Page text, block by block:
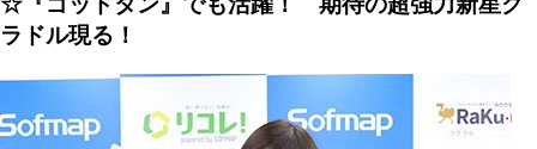
ラドル現る！